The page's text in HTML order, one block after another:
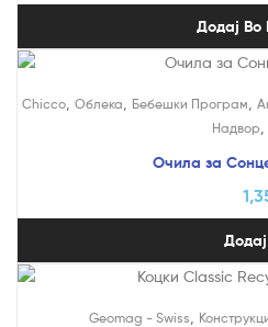
Додај
Chicco, Облека Бебешки Програм
Надвор
Очила за
Geomag - Swiss